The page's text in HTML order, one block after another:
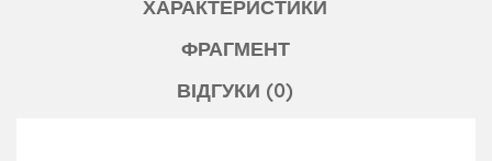
ХАРАКТЕРИСТИКИ
ФРАГМЕНТ
ВІДГУКИ (0)